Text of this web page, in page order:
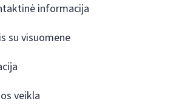
informacija
su visuomene
veikla